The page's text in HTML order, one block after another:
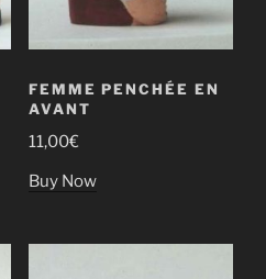
FEMME PENCHÉE EN
AVANT
11,00€
Buy Now